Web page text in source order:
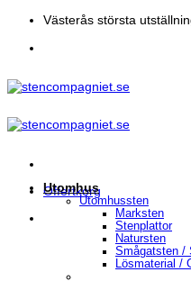
Skip
content
Västerås största
Offertkorg
Utomhus
Utomhussten
Marksten
Stenplattor
Natursten
Smågatsten /
Lösmaterial /